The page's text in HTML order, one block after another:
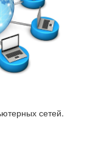
сетей.